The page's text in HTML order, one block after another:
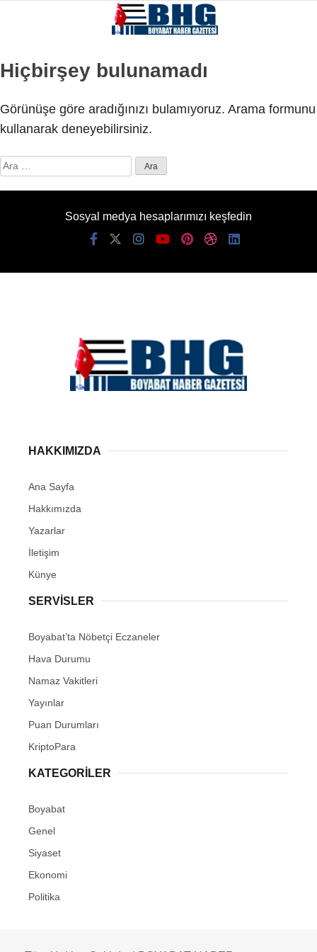
Hiçbirşey bulunamadı
Görünüşe göre aradığınızı bulamıyoruz. Arama formunu
kullanarak deneyebilirsiniz.
Arama:
Sosyal medya hesaplarımızı keşfedin
HAKKIMIZDA
Ana Sayfa
Hakkımızda
Yazarlar
İletişim
Künye
SERVISLER
Boyabat’ta Nöbetçi Eczaneler
Hava Durumu
Namaz Vakitleri
Yayınlar
Puan Durumları
KriptoPara
KATEGORILER
Boyabat
Genel
Siyaset
Ekonomi
Politika